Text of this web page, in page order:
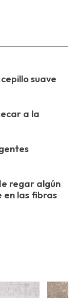
suave
a la
regar algún
las fibras